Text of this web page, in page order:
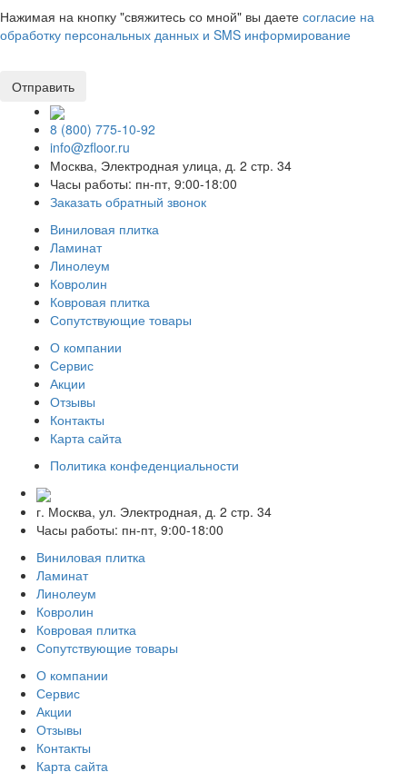
Нажимая на кнопку "свяжитесь со мной" вы даете согласие на
обработку персональных данных и SMS информирование
8 (800) 775-10-92
info@zfloor.ru
Москва, Электродная улица, д. 2 стр. 34
Часы работы: пн-пт, 9:00-18:00
Заказать обратный звонок
Виниловая плитка
Ламинат
Линолеум
Ковролин
Ковровая плитка
Сопутствующие товары
О компании
Сервис
Акции
Отзывы
Контакты
Карта сайта
Политика конфеденциальности
г. Москва, ул. Электродная, д. 2 стр. 34
Часы работы: пн-пт, 9:00-18:00
Виниловая плитка
Ламинат
Линолеум
Ковролин
Ковровая плитка
Сопутствующие товары
О компании
Сервис
Акции
Отзывы
Контакты
Карта сайта